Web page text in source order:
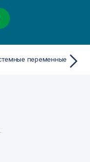
переменные